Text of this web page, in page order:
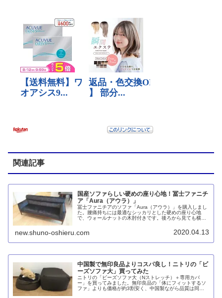
関連記事
国産ソファらしい硬めの座り心地！冨士ファニチ
ア「Aura（アウラ）」
冨士ファニチアのソファ「Aura（アウラ）」を購入しまし
た。腰痛持ちには最適なシッカリとした硬めの座り心地
で、ウォールナットの木肘付きです。後ろから見ても横か
new.shuno-oshieru.com 2020.04.13
中国製で無印良品よりコスパ良し！ニトリの「ビ
ーズソファ大」買ってみた
ニトリの「ビーズソファ大（Nストレッチ）＋専用カバ
ー」を買ってみました。無印良品の「体にフィットするソ
ファ」よりも価格が約3割安く、中国製ながら品質は同等